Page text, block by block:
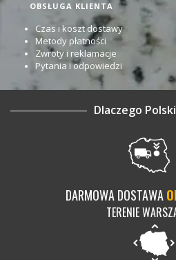
OBSŁUGA KLIENTA
Czas i koszt dostawy
Metody płatności
Zwroty i reklamacje
Pytania i odpowiedzi
Dlaczego
DARMOWA DOSTAWA
TERENIE